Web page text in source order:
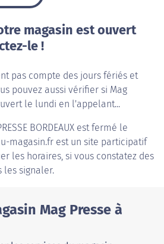
magasin est ouvert
le !
pas compte des jours fériés et
pouvez aussi vérifier si Mag
le lundi en l'appelant...
BORDEAUX est fermé le
magasin.fr est un site participatif
les horaires, si vous constatez des
les signaler.
Mag Presse à